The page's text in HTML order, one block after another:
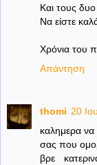
Και τους δυο
Να είστε
Χρόνια του
Απάντηση
thomi 20
καλημερα να
σας που
βρε